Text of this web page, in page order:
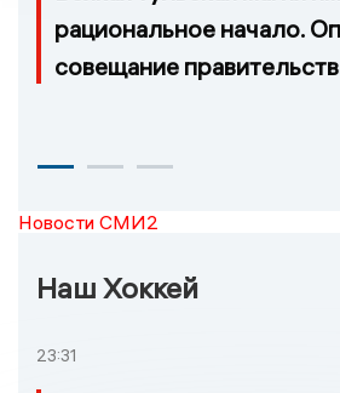
рациональное начало.
совещание
Новости СМИ2
Наш Хоккей
23:31